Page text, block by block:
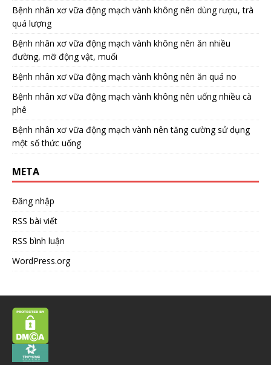
Bệnh nhân xơ vữa động mạch vành không nên dùng rượu, trà
quá lượng
Bệnh nhân xơ vữa động mạch vành không nên ăn nhiều
đường, mỡ động vật, muối
Bệnh nhân xơ vữa động mạch vành không nên ăn quá no
Bệnh nhân xơ vữa động mạch vành không nên uống nhiều cà
phê
Bệnh nhân xơ vữa động mạch vành nên tăng cường sử dụng
một số thức uống
META
Đăng nhập
RSS bài viết
RSS bình luận
WordPress.org